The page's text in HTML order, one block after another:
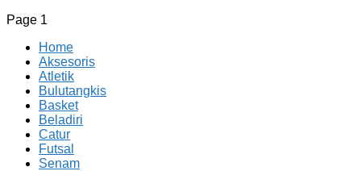
Page 1
Home
Aksesoris
Atletik
Bulutangkis
Basket
Beladiri
Catur
Futsal
Senam